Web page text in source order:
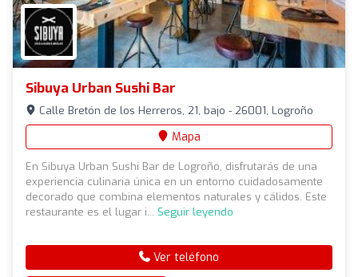
Sibuya Urban Sushi Bar
Calle Bretón de los Herreros, 21, bajo - 26001, Logroño
Mapa
En Sibuya Urban Sushi Bar de Logroño, disfrutarás de una
experiencia culinaria única en un entorno cuidadosamente
decorado que combina elementos naturales y cálidos. Este
restaurante es el lugar i... Seguir leyendo
Ver teléfono